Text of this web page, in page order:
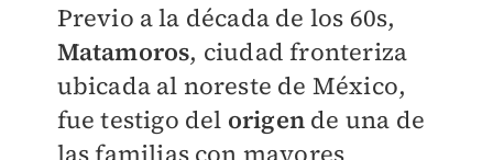
Previo a la década de los 60s,
Matamoros, ciudad fronteriza
ubicada al noreste de México,
fue testigo del origende una de
las familias con mayores